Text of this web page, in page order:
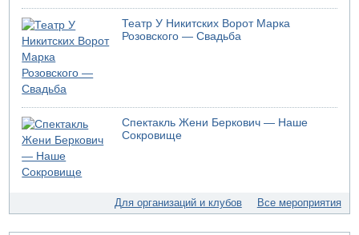
пренебрежение и обман по отношению к американской
администрации и команде президента Трампа»
09.08.2026 18:10
ХАМАС объявил, что обязуется исполнять соглашение с
международными посредниками и Советом мира по
"дорожной карте" из 15 пунктов
09.08.2026 17:00
12-летний мальчик утонул в Иордане, упав из лодки
09.08.2026 16:56
Сирийские службы безопасности сообщили об аресте 9
боевиков ИГИЛ в районе Кунейтры
Прогноз погоды: с понедельника усиление жары в
Театр У Никитских Ворот Марка
Розовского — Свадьба
Спектакль Жени Беркович — Наше
Сокровище
Для организаций и клубов Все мероприятия